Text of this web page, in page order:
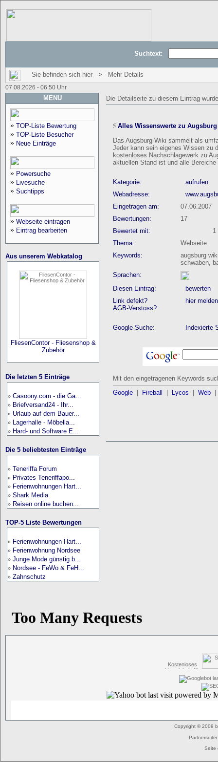
Suchtext:
Sie befinden sich hier --> Mehr Details
07.08.2026 - 06:50 Uhr
MENU
» TOP-Liste Bewertung
» TOP-Liste Besucher
» Neue Einträge
» Powersuche
» Livesuche
» Suchtipps
» Webseite eintragen
» Eintrag bearbeiten
Aus unserem Webkatalog
FliesenContor - Fliesenshop &
Zubehör
Die letzten 5 Einträge
» Casoony.com - die Ga...
» Briefversand24 - Ihr...
» Urlaub auf dem Bauer...
» Lagerhalle - Möbella...
» Hard- und Software E...
Die 5 beliebtesten Einträge
» Teneriffa Forum
» Privates Teneriffapo...
» Ferienwohnungen Hart...
» Shark Media
» Reisen online buchen...
TOP-5 Liste Bewertungen
» Ferienwohnungen Hart...
» Ferienwohnung Nordsee
» Junge Mode günstig b...
» Nordsee - FeWo & FeH...
» Zahnschutz
Die Detailseite zu diesem Eintrag
Alles Wissenswerte zu Augsburg
Das Augsburg-Wiki sammelt als
Jeder kann sein eigenes Wissen zu
kostenloses Nachschlagewerk zu
aktuellen Stand ist und alle
Kategorie:
aufrufen
Webadresse:
Eingetragen am:
07.06.2007
Bewertungen:
17
Bewertet mit:
1
Thema:
Webseite
Keywords:
augsburg
schwaben,
Sprachen:
Diesen Eintrag:
bewerten
Link defekt?
AGB-Verstoss?
hier melden
Google-Suche: Indexierte
Mit den eingetragenen Keywords
Google
Fireball Lycos Web
Copyright © 2009
Seite